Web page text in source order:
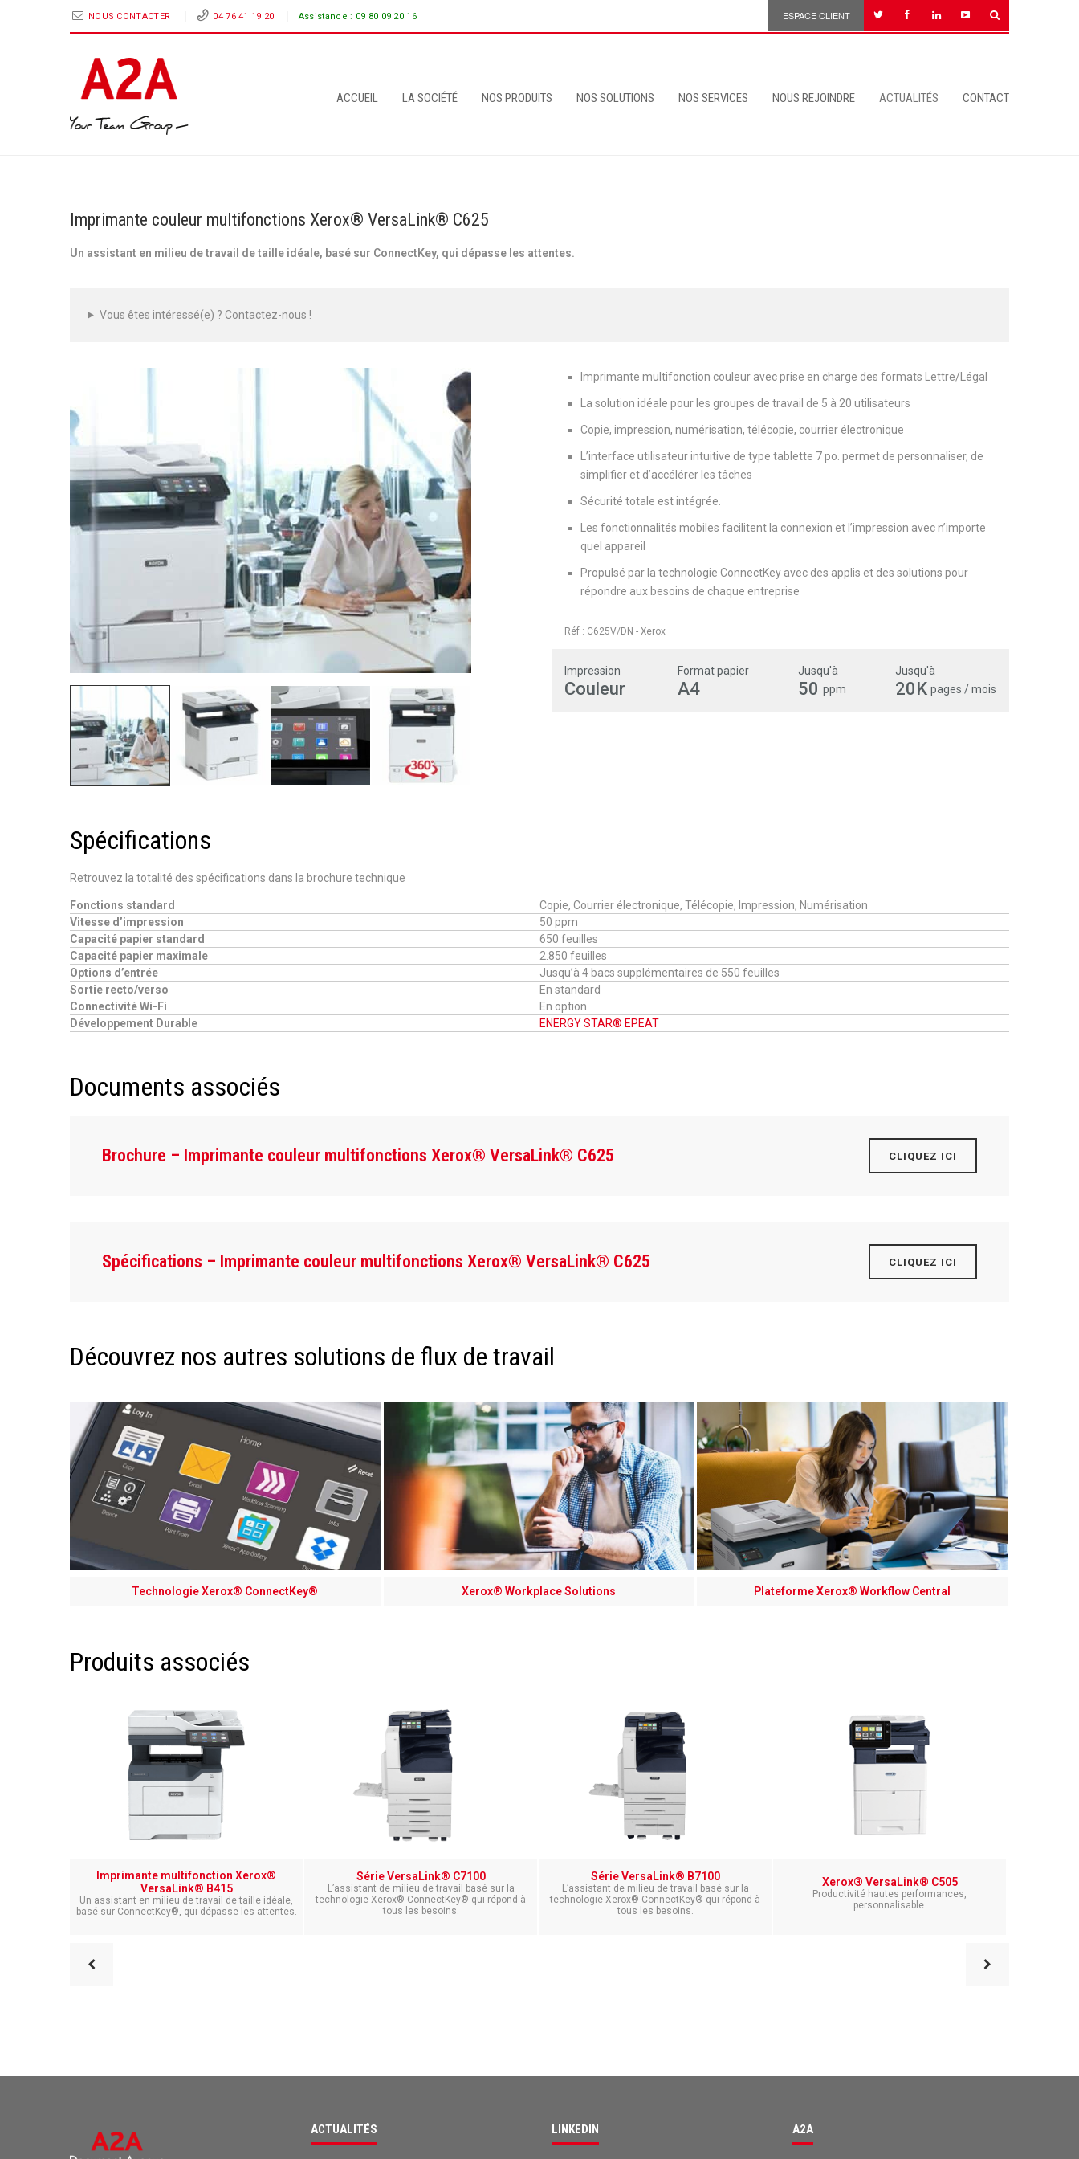
ESPACE CLIENT
NOUS CONTACTER 04 76 41 19 20 Assistance : 09 80 09 20 16
ACCUEIL LA SOCIÉTÉ NOS PRODUITS NOS SOLUTIONS NOS SERVICES NOUS REJOINDRE ACTUALITÉS CONTACT
Imprimante couleur multifonctions Xerox® VersaLink® C625
Un assistant en milieu de travail de taille idéale, basé sur ConnectKey, qui dépasse les attentes.
Vous êtes intéressé(e) ? Contactez-nous !
Imprimante multifonction couleur avec prise en charge des formats Lettre/Légal
La solution idéale pour les groupes de travail de 5 à 20 utilisateurs
Copie, impression, numérisation, télécopie, courrier électronique
L’interface utilisateur intuitive de type tablette 7 po. permet de personnaliser, de
simplifier et d’accélérer les tâches
Sécurité totale est intégrée.
Les fonctionnalités mobiles facilitent la connexion et l’impression avec n’importe
quel appareil
Propulsé par la technologie ConnectKey avec des applis et des solutions pour
répondre aux besoins de chaque entreprise
Réf : C625V/DN - Xerox
Impression
Couleur
Format papier
A4
Jusqu'à
50 ppm
Jusqu'à
20K pages / mois
Spécifications
Retrouvez la totalité des spécifications dans la brochure technique
Fonctions standard
Copie, Courrier électronique, Télécopie, Impression, Numérisation
Vitesse d’impression
50 ppm
Capacité papier standard
650 feuilles
Capacité papier maximale
2.850 feuilles
Options d’entrée
Jusqu’à 4 bacs supplémentaires de 550 feuilles
Sortie recto/verso
En standard
Connectivité Wi-Fi
En option
Développement Durable
ENERGY STAR® EPEAT
Documents associés
Brochure – Imprimante couleur multifonctions Xerox® VersaLink® C625 CLIQUEZ ICI
Spécifications – Imprimante couleur multifonctions Xerox® VersaLink® C625 CLIQUEZ ICI
Découvrez nos autres solutions de flux de travail
Technologie Xerox® ConnectKey® Xerox® Workplace Solutions Plateforme Xerox® Workflow Central
Produits associés
Imprimante multifonction Xerox®
VersaLink® B415
Un assistant en milieu de travail de taille idéale,
basé sur ConnectKey®, qui dépasse les attentes.
Série VersaLink® C7100
L’assistant de milieu de travail basé sur la
technologie Xerox® ConnectKey® qui répond à
tous les besoins.
Série VersaLink® B7100
L’assistant de milieu de travail basé sur la
technologie Xerox® ConnectKey® qui répond à
tous les besoins.
Xerox® VersaLink® C505
Productivité hautes performances,
personnalisable.
ACTUALITÉS LINKEDIN A2A